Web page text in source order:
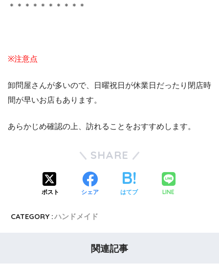
＊＊＊＊＊＊＊＊＊＊
※注意点
卸問屋さんが多いので、日曜祝日が休業日だったり閉店時
間が早いお店もあります。
あらかじめ確認の上、訪れることをおすすめします。
SHARE
ポスト シェア はてブ LINE
CATEGORY :ハンドメイド
関連記事